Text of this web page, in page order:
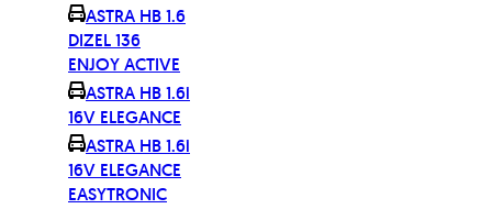
ASTRA HB 1.6
DIZEL 136
ENJOY ACTIVE
ASTRA HB 1.6i
16V ELEGANCE
ASTRA HB 1.6i
16V ELEGANCE
EASYTRONIC